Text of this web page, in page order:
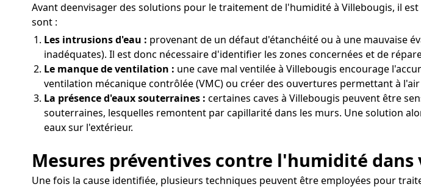
Avant deenvisager des solutions pour le traitement de l'humidité à Villebougis, il
sont :
Les intrusions d'eau : provenant de un défaut d'étanchéité ou à une mauvaise
inadéquates). Il est donc nécessaire d'identifier les zones concernées et de
Le manque de ventilation : une cave mal ventilée à Villebougis encourage
ventilation mécanique contrôlée (VMC) ou créer des ouvertures permettant à
La présence d'eaux souterraines : certaines caves à Villebougis peuvent être
souterraines, lesquelles remontent par capillarité dans les murs. Une solution
eaux sur l'extérieur.
Mesures préventives contre l'humidité dans
Une fois la cause identifiée, plusieurs techniques peuvent être employées pour